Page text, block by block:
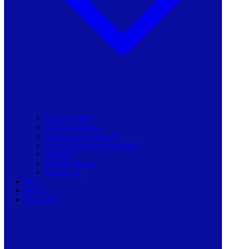
Toate articolele
Viziune de primar
Resurse pentru primarii
Politici Urbane & Guvernanta
Dialoguri
Profil de Primar
Podcast-uri
Stiri
Oferte
Despre noi